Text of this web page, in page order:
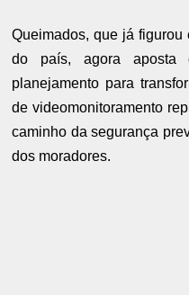
Queimados, que já
do país, agora aposta
planejamento para
de videomonitoramento
caminho da segurança
dos moradores.